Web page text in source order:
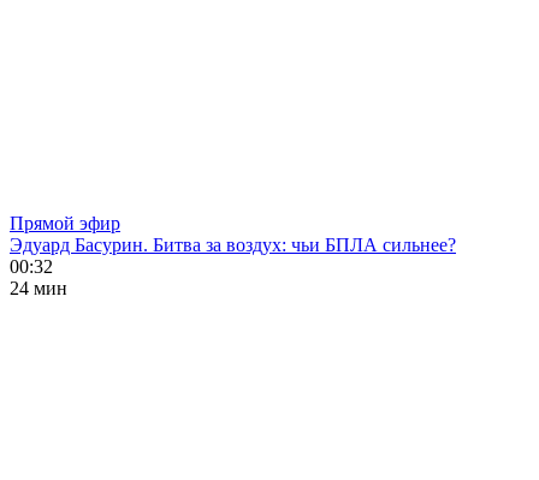
Прямой эфир
Эдуард Басурин. Битва за воздух: чьи БПЛА сильнее?
00:32
24 мин